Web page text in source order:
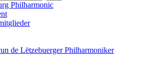
Philharmonic
de Lëtzebuerger Philharmoniker